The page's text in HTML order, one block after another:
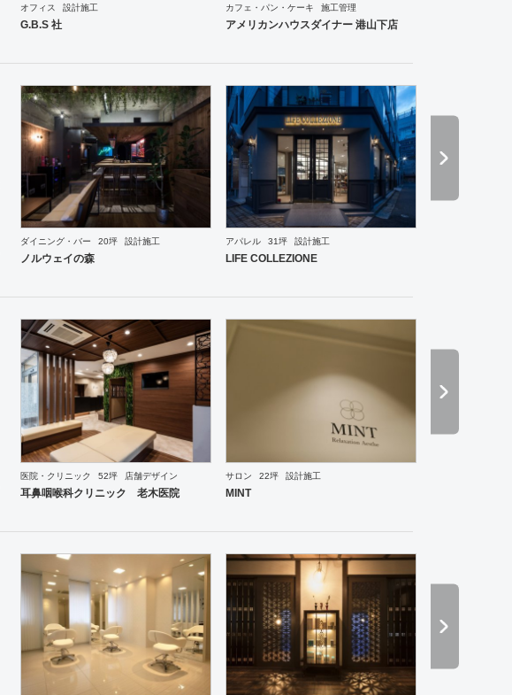
オフィス 設計施工
G.B.S 社
カフェ・パン・ケーキ 施工管理
アメリカンハウスダイナー 港山下店
カフェ・パン・ケーキ 和食・寿司 焼肉・中華料理・韓国料理
ダイニング・バー 20坪 設計施工
ノルウェイの森
アパレル 31坪 設計施工
LIFE COLLEZIONE
カフェ・パン・ケーキ ラーメン・そば・うどん 和食・寿司
医院・クリニック 52坪 店舗デザイン
耳鼻咽喉科クリニック 老木医院
サロン 22坪 設計施工
MINT